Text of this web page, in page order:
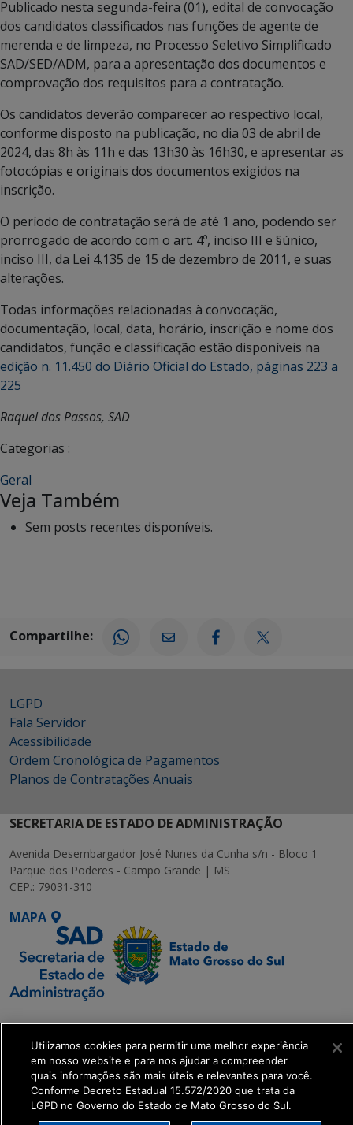
Publicado nesta segunda-feira (01), edital de convocação
dos candidatos classificados nas funções de agente de
merenda e de limpeza, no Processo Seletivo Simplificado
SAD/SED/ADM, para a apresentação dos documentos e
comprovação dos requisitos para a contratação.
Os candidatos deverão comparecer ao respectivo local,
conforme disposto na publicação, no dia 03 de abril de
2024, das 8h às 11h e das 13h30 às 16h30, e apresentar as
fotocópias e originais dos documentos exigidos na
inscrição.
O período de contratação será de até 1 ano, podendo ser
prorrogado de acordo com o art. 4º, inciso III e §único,
inciso III, da Lei 4.135 de 15 de dezembro de 2011, e suas
alterações.
Todas informações relacionadas à convocação,
documentação, local, data, horário, inscrição e nome dos
candidatos, função e classificação estão disponíveis na
edição n. 11.450 do Diário Oficial do Estado, páginas 223 a
225
Raquel dos Passos, SAD
Categorias :
Geral
Veja Também
Sem posts recentes disponíveis.
Compartilhe:
LGPD
Fala Servidor
Acessibilidade
Ordem Cronológica de Pagamentos
Planos de Contratações Anuais
SECRETARIA DE ESTADO DE ADMINISTRAÇÃO
Avenida Desembargador José Nunes da Cunha s/n - Bloco 1
Parque dos Poderes - Campo Grande | MS
CEP.: 79031-310
MAPA
SETDIG | Secretaria-
Executiva de
Transformação Digital
get_footer();
Utilizamos cookies para permitir uma melhor experiência
em nosso website e para nos ajudar a compreender
quais informações são mais úteis e relevantes para você.
Conforme Decreto Estadual 15.572/2020 que trata da
LGPD no Governo do Estado de Mato Grosso do Sul.